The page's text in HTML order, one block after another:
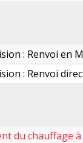
: Renvoi en
: Renvoi
du chauffage